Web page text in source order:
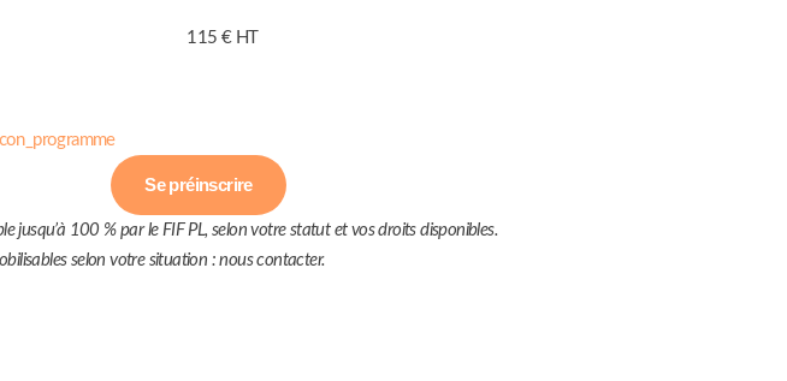
115 € HT
Se préinscrire
jusqu’à 100 % par le FIF PL, selon votre statut et vos droits disponibles.
selon votre situation : nous contacter.